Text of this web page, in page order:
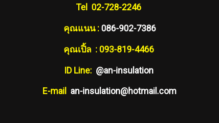
Tel 02-728-2246
คุณแนน : 086-902-7386
คุณเปิ้ล : 093-819-4466
ID Line: @an-insulation
E-mail
an-insulation@hotmail.com